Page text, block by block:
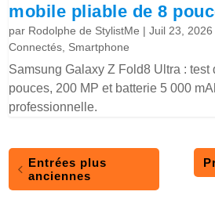
mobile pliable de 8
par Rodolphe de StylistMe |Juil 23, 2026
Connectés Smartphone
Samsung Galaxy Z Fold8 Ultra :
pouces, 200 MP et batterie 5 000
professionnelle.
Entrées plus
anciennes